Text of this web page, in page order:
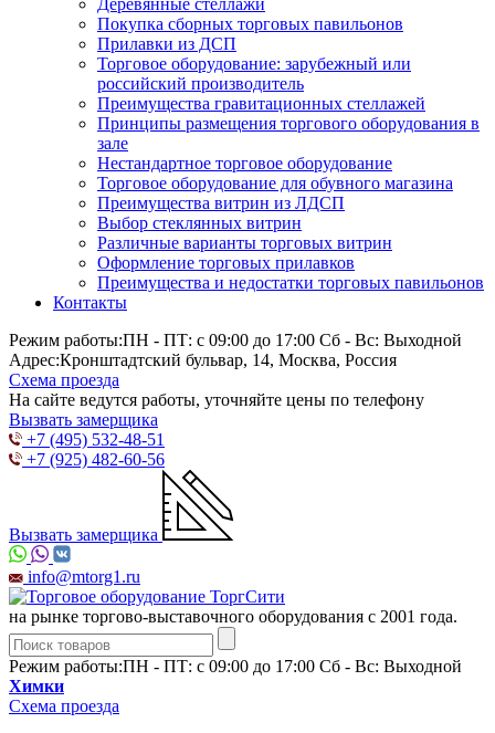
Деревянные стеллажи
Покупка сборных торговых павильонов
Прилавки из ДСП
Торговое оборудование: зарубежный или
российский производитель
Преимущества гравитационных стеллажей
Принципы размещения торгового оборудования в
зале
Нестандартное торговое оборудование
Торговое оборудование для обувного магазина
Преимущества витрин из ЛДСП
Выбор стеклянных витрин
Различные варианты торговых витрин
Оформление торговых прилавков
Преимущества и недостатки торговых павильонов
Контакты
Режим работы:ПН - ПТ: с 09:00 до 17:00 Сб - Вс: Выходной
Адрес:Кронштадтский бульвар, 14, Москва, Россия
Схема проезда
На сайте ведутся работы, уточняйте цены по телефону
Вызвать замерщика
+7 (495) 532-48-51
+7 (925) 482-60-56
Вызвать замерщика
info@mtorg1.ru
на рынке торгово-выставочного оборудования с 2001 года.
Режим работы:ПН - ПТ: с 09:00 до 17:00 Сб - Вс: Выходной
Химки
Схема проезда